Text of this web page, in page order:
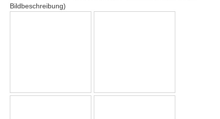
Bildbeschreibung)